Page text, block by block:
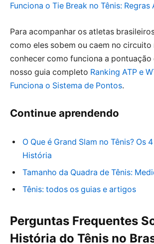
Funciona o Tie Break no Tênis: Regras
Para acompanhar os atletas
como eles sobem ou caem no circuito
conhecer como funciona a
nosso guia completo Ranking ATP e
Funciona o Sistema de Pontos.
Continue aprendendo
O Que é Grand Slam no Tênis? Os
História
Tamanho da Quadra de Tênis:
Tênis: todos os guias e artigos
Perguntas Frequentes
História do Tênis no